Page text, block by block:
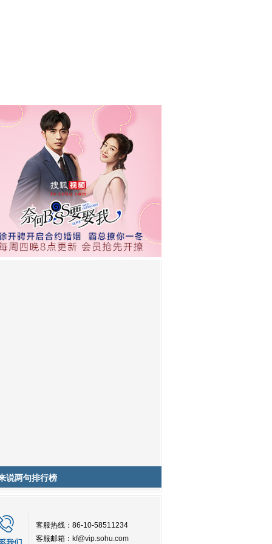
说两句排行榜
客服热线：86-10-58511234
客服邮箱： kf@vip.sohu.com